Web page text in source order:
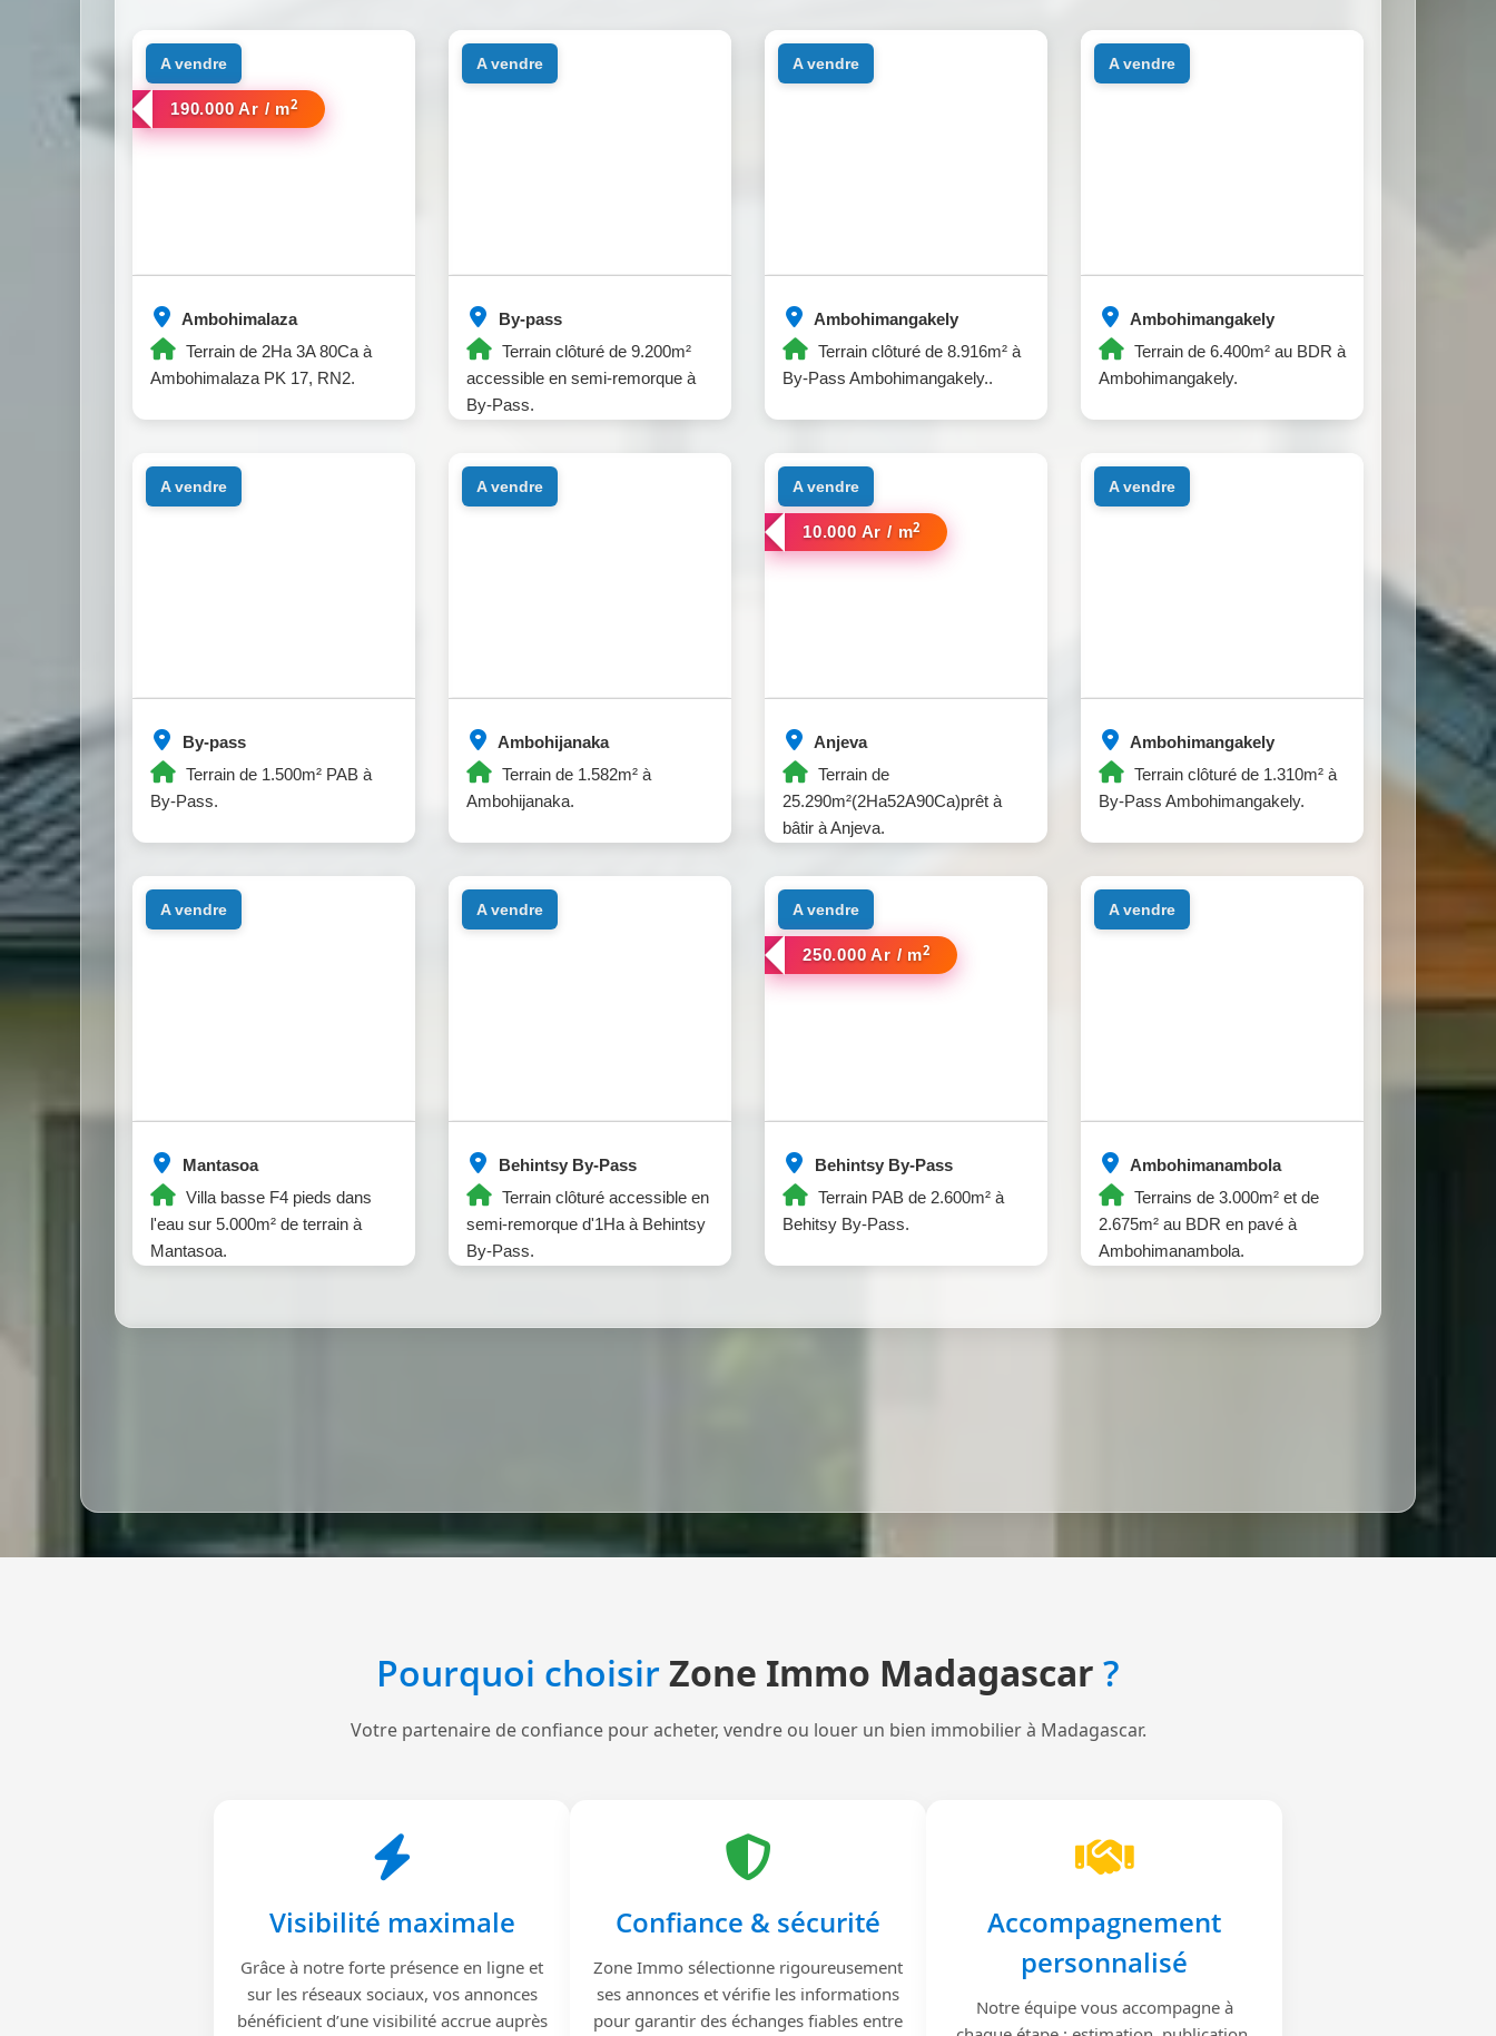
Ambohimalaza
Terrain de 2Ha 3A 80Ca à
Ambohimalaza PK 17, RN2.
a vendre
190.000 Ar / m2
By-pass
Terrain clôturé de 9.200m²
accessible en semi-remorque à
By-Pass.
a vendre
Ambohimangakely
Terrain clôturé de 8.916m² à
By-Pass Ambohimangakely..
a vendre
Ambohimangakely
Terrain de 6.400m² au BDR à
Ambohimangakely.
a vendre
By-pass
Terrain de 1.500m² PAB à
By-Pass.
a vendre
Ambohijanaka
Terrain de 1.582m² à
Ambohijanaka.
a vendre
Anjeva
Terrain de
25.290m²(2Ha52A90Ca)prêt à
bâtir à Anjeva.
a vendre
10.000 Ar / m2
Ambohimangakely
Terrain clôturé de 1.310m² à
By-Pass Ambohimangakely.
a vendre
Mantasoa
Villa basse F4 pieds dans
l'eau sur 5.000m² de terrain à
Mantasoa.
a vendre
Behintsy By-Pass
Terrain clôturé accessible en
semi-remorque d'1Ha à Behintsy
By-Pass.
a vendre
Behintsy By-Pass
Terrain PAB de 2.600m² à
Behitsy By-Pass.
a vendre
250.000 Ar / m2
Ambohimanambola
Terrains de 3.000m² et de
2.675m² au BDR en pavé à
Ambohimanambola.
a vendre
Pourquoi choisirZone Immo Madagascar ?
Votre partenaire de confiance pour acheter, vendre ou louer un bien immobilier à Madagascar.
Visibilité maximale
Grâce à notre forte présence en ligne et
sur les réseaux sociaux, vos annonces
bénéficient d’une visibilité accrue auprès
Confiance & sécurité
Zone Immo sélectionne rigoureusement
ses annonces et vérifie les informations
pour garantir des échanges fiables entre
Accompagnement
personnalisé
Notre équipe vous accompagne à